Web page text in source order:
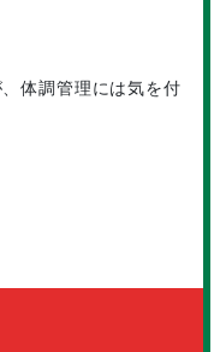
体調管理には気を付